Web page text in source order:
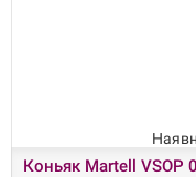
Коньяк Martell